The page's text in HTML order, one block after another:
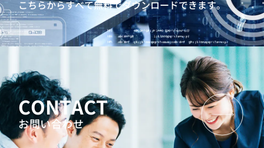
こちらからすべて無料でダウンロードできます。
CONTACT
お問い合わせ